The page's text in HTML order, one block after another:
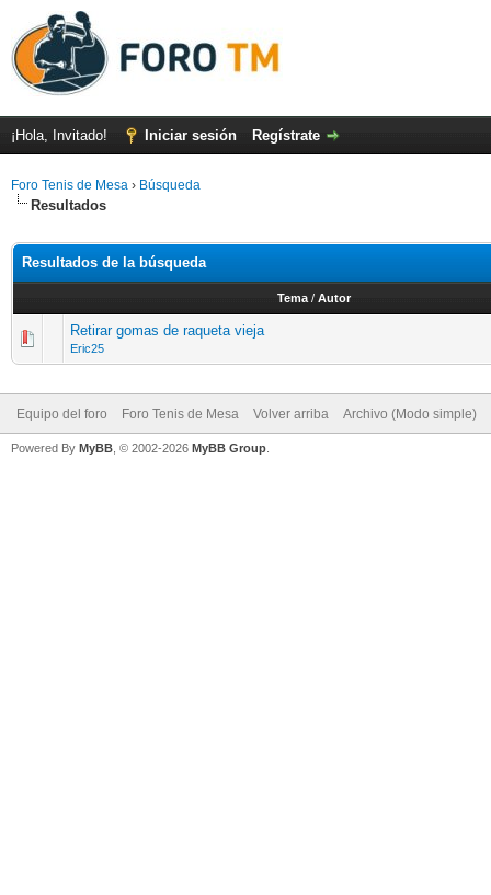
¡Hola, Invitado! Iniciar sesión Regístrate
Foro Tenis de Mesa › Búsqueda
Resultados
Resultados de la búsqueda
Tema / Autor
Retirar gomas de raqueta vieja
Eric25
Equipo del foro Foro Tenis de Mesa Volver arriba Archivo (Modo simple)
Powered By MyBB , © 2002-2026 MyBB Group